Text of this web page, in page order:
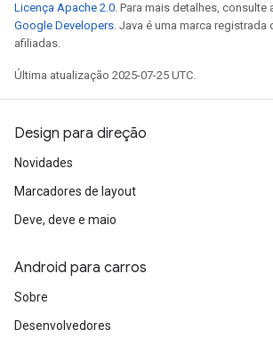
Licença Apache 2.0. Para mais detalhes, consulte
Google Developers. Java é uma marca registrada
afiliadas.
Última atualização 2025-07-25 UTC.
Design para direção
Novidades
Marcadores de layout
Deve, deve e maio
Android para carros
Sobre
Desenvolvedores